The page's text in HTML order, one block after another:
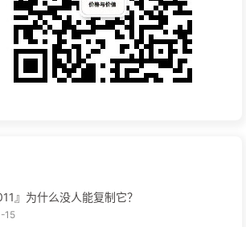
』为什么没人能复制它？
15